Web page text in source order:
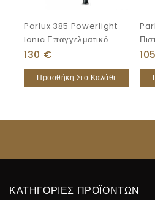
Parlux 385 Powerlight
Ionic Επαγγελματικό
Πιστολάκι Μαλλιών
2150W
130 €
Προσθήκη Στο Καλάθι
105
ΚΑΤΗΓΟΡΙΕΣ ΠΡΟΪΟΝΤΩΝ